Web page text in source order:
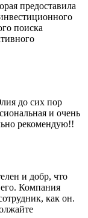
предоставила
поиска
до сих пор
и очень
рекомендую!!
и добр, что
Компания
как он.